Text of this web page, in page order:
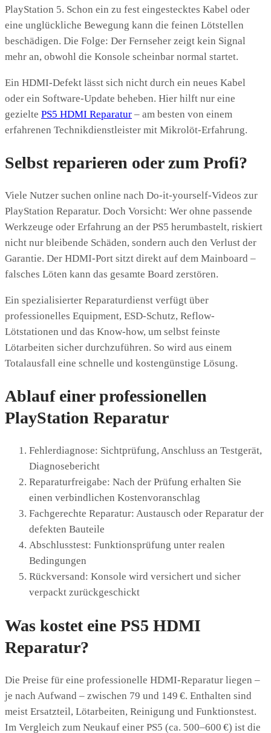
PlayStation 5. Schon ein zu fest eingestecktes Kabel oder
eine unglückliche Bewegung kann die feinen Lötstellen
beschädigen. Die Folge: Der Fernseher zeigt kein Signal
mehr an, obwohl die Konsole scheinbar normal startet.
Ein HDMI-Defekt lässt sich nicht durch ein neues Kabel
oder ein Software-Update beheben. Hier hilft nur eine
gezielte PS5 HDMI Reparatur – am besten von einem
erfahrenen Technikdienstleister mit Mikrolöt-Erfahrung.
Selbst reparieren oder zum Profi?
Viele Nutzer suchen online nach Do-it-yourself-Videos zur
PlayStation Reparatur. Doch Vorsicht: Wer ohne passende
Werkzeuge oder Erfahrung an der PS5 herumbastelt, riskiert
nicht nur bleibende Schäden, sondern auch den Verlust der
Garantie. Der HDMI-Port sitzt direkt auf dem Mainboard –
falsches Löten kann das gesamte Board zerstören.
Ein spezialisierter Reparaturdienst verfügt über
professionelles Equipment, ESD-Schutz, Reflow-
Lötstationen und das Know-how, um selbst feinste
Lötarbeiten sicher durchzuführen. So wird aus einem
Totalausfall eine schnelle und kostengünstige Lösung.
Ablauf einer professionellen
PlayStation Reparatur
Fehlerdiagnose: Sichtprüfung, Anschluss an Testgerät,
Diagnosebericht
Reparaturfreigabe: Nach der Prüfung erhalten Sie
einen verbindlichen Kostenvoranschlag
Fachgerechte Reparatur: Austausch oder Reparatur der
defekten Bauteile
Abschlusstest: Funktionsprüfung unter realen
Bedingungen
Rückversand: Konsole wird versichert und sicher
verpackt zurückgeschickt
Was kostet eine PS5 HDMI
Reparatur?
Die Preise für eine professionelle HDMI-Reparatur liegen –
je nach Aufwand – zwischen 79 und 149 €. Enthalten sind
meist Ersatzteil, Lötarbeiten, Reinigung und Funktionstest.
Im Vergleich zum Neukauf einer PS5 (ca. 500–600 €) ist die